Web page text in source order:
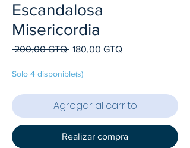
Escandalosa
Misericordia
200,00 GTQ Precio
180,00 GTQPrecio
Solo 4 disponible(s)
Agregar al carrito
Realizar compra